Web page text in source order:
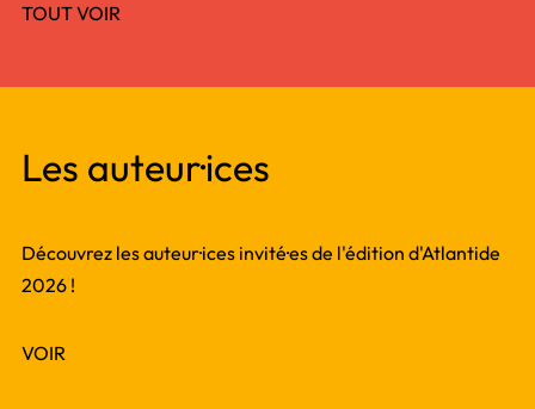
TOUT VOIR
Les auteur·ices
Découvrez les auteur·ices invité·es de l'édition d'Atlantide
2026 !
VOIR